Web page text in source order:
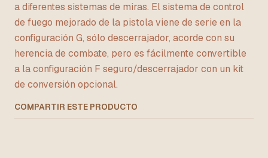
a diferentes sistemas de miras. El sistema de control
de fuego mejorado de la pistola viene de serie en la
configuración G, sólo descerrajador, acorde con su
herencia de combate, pero es fácilmente convertible
a la configuración F seguro/descerrajador con un kit
de conversión opcional.
COMPARTIR ESTE PRODUCTO